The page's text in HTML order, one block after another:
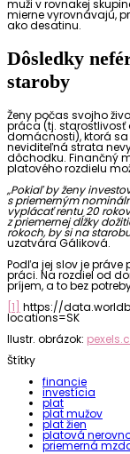
muži v rovnakej
mierne vyrovnávajú,
ako desatinu.
Dôsledky
staroby
Ženy počas svojho
práca (tj. starostlivosť
domácnosti), ktorá sa
neviditeľná strata
dôchodku. Finančný
platového rozdielu
„Pokiaľ by ženy
s priemerným
vyplácať rentu 20
z priemernej dĺžky
rokoch, by si na
uzatvára Gáliková.
Podľa jej slov je
práci. Na rozdiel od
príjem, a to bez
[1] https://
locations=SK
Ilustr. obrázok:
Štítky
financie
investícia
plat
plat mužov
plat žien
platová
priemerná